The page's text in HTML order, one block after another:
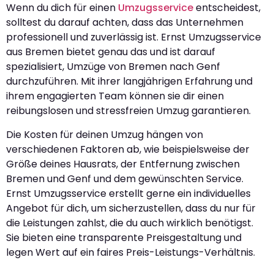
Wenn du dich für einen Umzugsserviceentscheidest,
solltest du darauf achten, dass das Unternehmen
professionell und zuverlässig ist. Ernst Umzugsservice
aus Bremen bietet genau das und ist darauf
spezialisiert, Umzüge von Bremen nach Genf
durchzuführen. Mit ihrer langjährigen Erfahrung und
ihrem engagierten Team können sie dir einen
reibungslosen und stressfreien Umzug garantieren.
Die Kosten für deinen Umzug hängen von
verschiedenen Faktoren ab, wie beispielsweise der
Größe deines Hausrats, der Entfernung zwischen
Bremen und Genf und dem gewünschten Service.
Ernst Umzugsservice erstellt gerne ein individuelles
Angebot für dich, um sicherzustellen, dass du nur für
die Leistungen zahlst, die du auch wirklich benötigst.
Sie bieten eine transparente Preisgestaltung und
legen Wert auf ein faires Preis-Leistungs-Verhältnis.